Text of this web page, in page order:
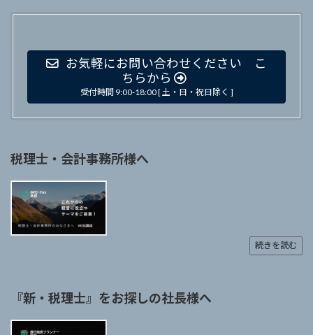
お気軽にお問い合わせください こ
ちらから
受付時間 9:00-18:00 [ 土・日・祝日除く ]
税理士・会計事務所様へ
続きを読む
『新・税理士』をお探しの社長様へ